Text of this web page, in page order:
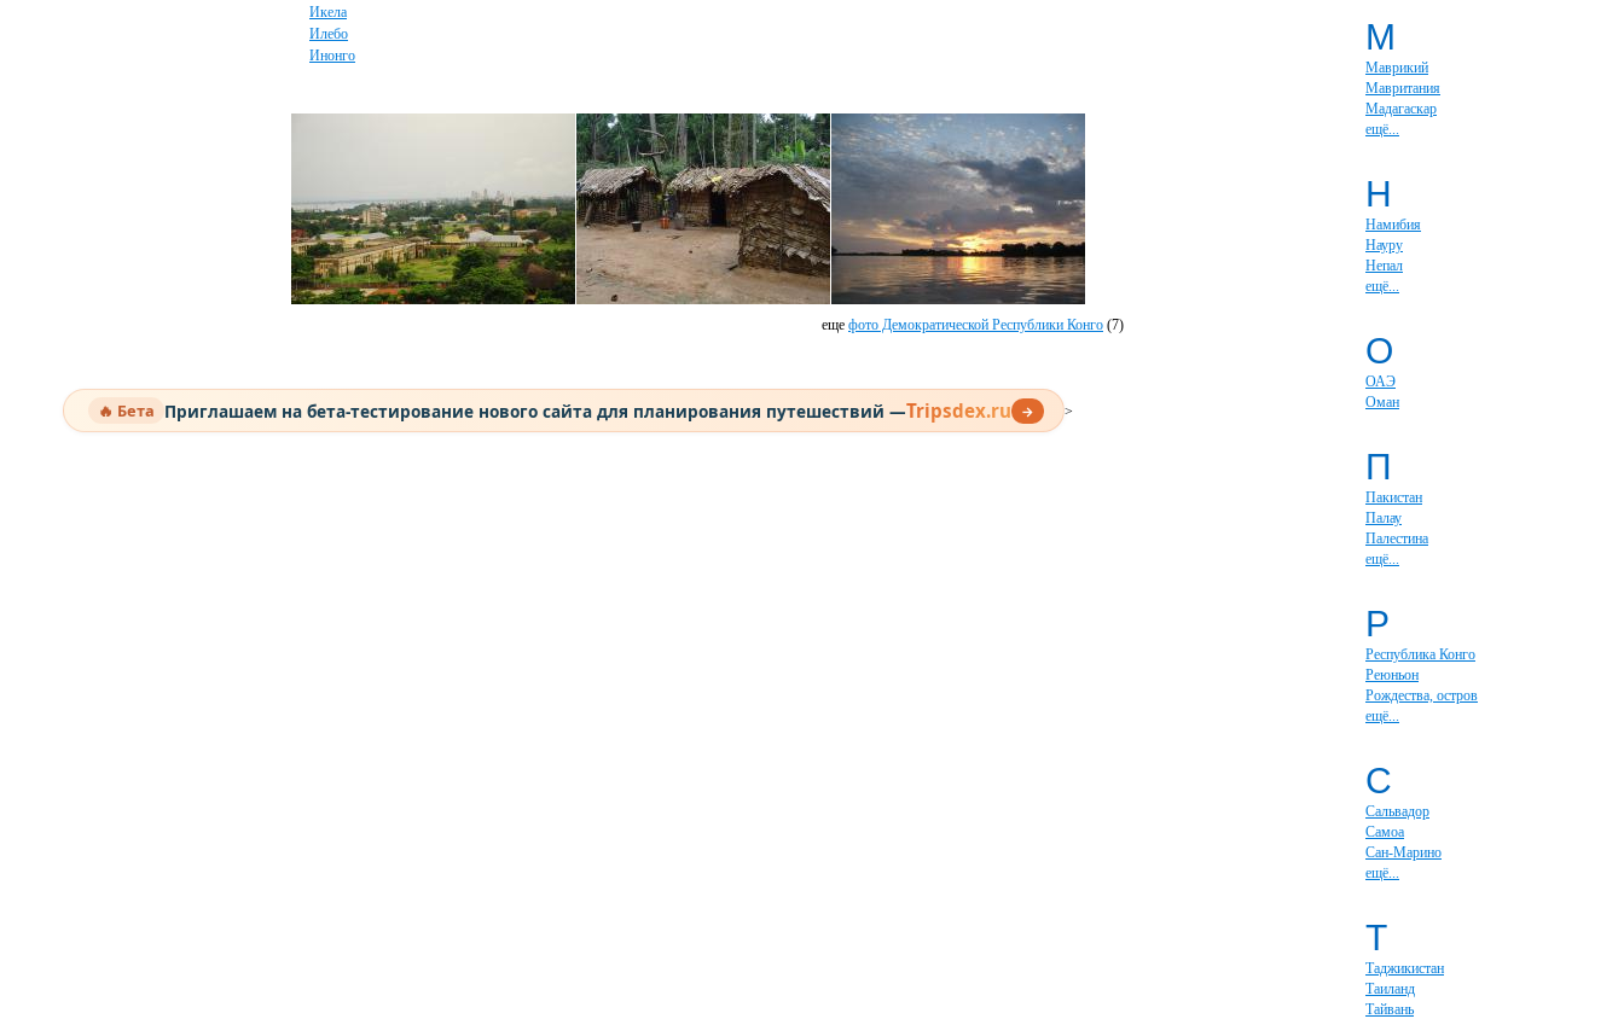
Икела
Илебо
Инонго
еще фото Демократической Республики Конго (7)
🔥 Бета Приглашаем на бета-тестирование нового сайта для планирования путешествий —Tripsdex.ru → >
М
Маврикий
Мавритания
Мадагаскар
ещё...
Н
Намибия
Науру
Непал
ещё...
О
ОАЭ
Оман
П
Пакистан
Палау
Палестина
ещё...
Р
Республика Конго
Реюньон
Рождества, остров
ещё...
С
Сальвадор
Самоа
Сан-Марино
ещё...
Т
Таджикистан
Таиланд
Тайвань